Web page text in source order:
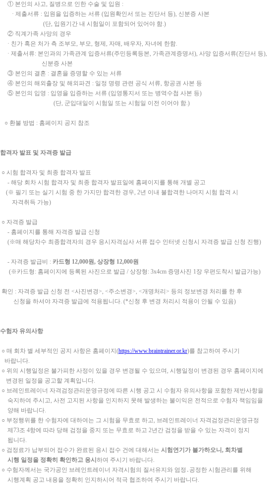
본인의 사고, 질병으로 인한 수술 및 입원 :
제출서류 : 입원을 입증하는 서류 (입원확인서 또는 진단서 등), 신분증 사본
, 입원기간 내 시험일이 포함되어 있어야 함.)
직계가족 사망의 경우
친가 혹은 처가 측 조부모, 부모, 형제, 자매, 배우자, 자녀에 한함.
제출서류: 본인과의 가족관계 입증서류(주민등록등본, 가족관계증명서), 사망 입증서류(진단서 등),
분증 사본
본인의 결혼 : 결혼을 증명할 수 있는 서류
본인의 해외출장 및 해외파견 : 일정 명령 관련 공식 서류, 항공권 사본 등
본인의 입영 : 입영을 입증하는 서류 (입영통지서 또는 병역수첩 사본 등)
, 군입대일이 시험일 또는 시험일 이전 이어야 함.)
환불 방법 : 홈페이지 공지 참조
합격자 발표 및 자격증 발급
시험 합격자 및 최종 합격자 발표
해당 회차 시험 합격자 및 최종 합격자 발표일에 홈페이지를 통해 개별 공고
필기 또는 실기 시험 중 한 가지만 합격한 경우, 2년 이내 불합격한 나머지 시험 합격 시
격취득 가능)
자격증 발급
홈페이지를 통해 자격증 발급 신청
매 해당차수 최종합격자의 경우 응시자격심사 서류 접수 인터넷 신청시 자격증 발급 신청 진행)
자격증 발급비 : 카드형 12,000원, 상장형 12,000원
카드형: 홈페이지에 등록된 사진으로 발급 / 상장형: 3x4cm 증명사진 1장 우편도착시 발급가능)
인 : 자격증 발급 신청 전 <사진변경>, <주소변경>, <개명처리> 등의 정보변경 처리를 한 후
청을 하셔야 자격증 발급에 적용됩니다. (*신청 후 변경 처리시 적용이 안될 수 있음)
수험자 유의사항
매 회차 별 세부적인 공지 사항은 홈페이지(https://www.braintrainer.or.kr)를 참고하여 주시기
랍니다.
위의 시행일정은 불가피한 사정이 있을 경우 변경될 수 있으며, 시행일정이 변경된 경우 홈페이지에
경된 일정을 공고할 계획입니다.
브레인트레이너 자격검정관리운영규정에 따른 시행 공고 시 수험자 유의사항을 포함한 제반사항을
지하여 주시고, 사전 고지된 사항을 인지하지 못해 발생하는 불이익은 전적으로 수험자 책임임을
해 바랍니다.
부정행위를 한 수험자에 대하여는 그 시험을 무효로 하고, 브레인트레이너 자격검정관리운영규정
73조 4항에 따라 당해 검정을 중지 또는 무효로 하고 2년간 검정을 받을 수 있는 자격이 정지
니다.
검정료가 납부되어 접수가 완료된 응시 접수 건에 대해서는 시험연기가 불가하오니 , 회차별
시행 일정을 정확히 확인하고 응시 하여 주시기 바랍니다.
수험자께서는 국가공인 브레인트레이너 자격시험의 질서유지와 엄정․공정한 시험관리를 위해
행계획 공고 내용을 정확히 인지하시어 적극 협조하여 주시기 바랍니다.